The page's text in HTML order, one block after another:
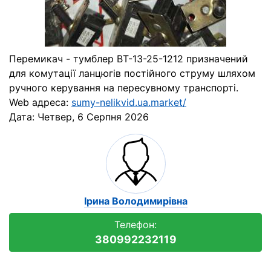
Перемикач - тумблер ВТ-13-25-1212 призначений
для комутації ланцюгів постійного струму шляхом
ручного керування на пересувному транспорті.
Web адреса: sumy-nelikvid.ua.market/
Дата: Четвер, 6 Серпня 2026
Ірина Володимирівна
Телефон:
380992232119